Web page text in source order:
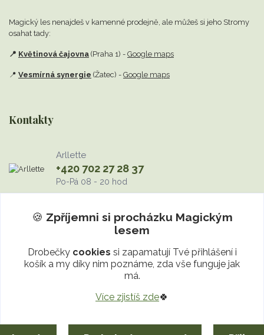
Magický les nenajdeš v kamenné prodejně, ale můžeš si jeho Stromy
osahat tady:
📍 Květinová čajovna (Praha 1) - Google maps
📍 Vesmírná synergie (Žatec) - Google maps
Kontakty
Arllette
+420 702 27 28 37
Po-Pá 08 - 20 hod
info@MagickyLes.cz
🍪 Zpříjemni si procházku Magickým
lesem
Drobečky cookies si zapamatují Tvé přihlášení i
košík a my díky nim poznáme, zda vše funguje jak
má.
Více zjistíš zde🍀